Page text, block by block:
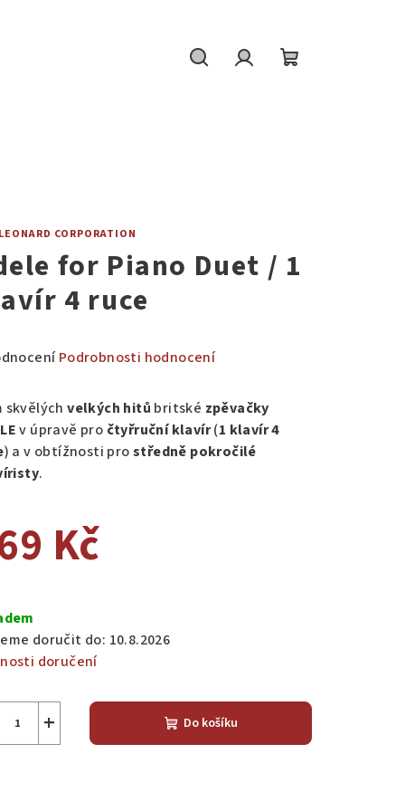
CORPORATION
for Piano Duet / 1
4 ruce
Podrobnosti hodnocení
skvělýchvelkých hitů britské zpěvačky
v úpravě pro čtyřruční klavír(1 klavír 4
) a v obtížnosti prostředně pokročilé
.
Kč
doručit do: 10.8.2026
doručení
+ Do košíku